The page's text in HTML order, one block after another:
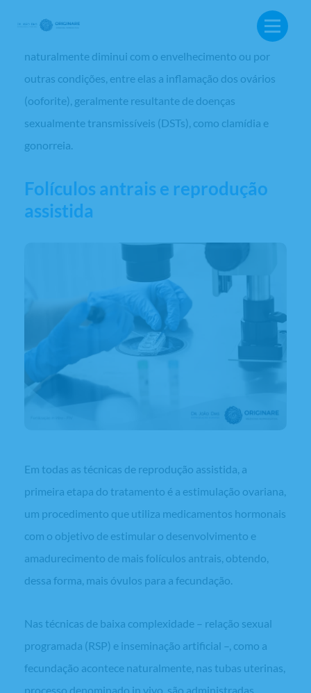
BUSCA:
possibilitam avaliar a qualidade dos óvulos, que
naturalmente diminui com o envelhecimento ou por
outras condições, entre elas a inflamação dos ovários
(ooforite), geralmente resultante de doenças
sexualmente transmissíveis (DSTs), como clamídia e
gonorreia.
Folículos antrais e reprodução
assistida
Em todas as técnicas de reprodução assistida, a
primeira etapa do tratamento é a estimulação ovariana,
um procedimento que utiliza medicamentos hormonais
com o objetivo de estimular o desenvolvimento e
amadurecimento de mais folículos antrais, obtendo,
dessa forma, mais óvulos para a fecundação.
Nas técnicas de baixa complexidade – relação sexual
programada (RSP) e inseminação artificial –, como a
fecundação acontece naturalmente, nas tubas uterinas,
processo denominado in vivo, são administradas